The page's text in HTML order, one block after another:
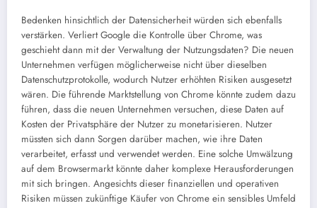
Bedenken hinsichtlich der Datensicherheit würden sich ebenfalls
verstärken. Verliert Google die Kontrolle über Chrome, was
geschieht dann mit der Verwaltung der Nutzungsdaten? Die neuen
Unternehmen verfügen möglicherweise nicht über dieselben
Datenschutzprotokolle, wodurch Nutzer erhöhten Risiken ausgesetzt
wären. Die führende Marktstellung von Chrome könnte zudem dazu
führen, dass die neuen Unternehmen versuchen, diese Daten auf
Kosten der Privatsphäre der Nutzer zu monetarisieren. Nutzer
müssten sich dann Sorgen darüber machen, wie ihre Daten
verarbeitet, erfasst und verwendet werden. Eine solche Umwälzung
auf dem Browsermarkt könnte daher komplexe Herausforderungen
mit sich bringen. Angesichts dieser finanziellen und operativen
Risiken müssen zukünftige Käufer von Chrome ein sensibles Umfeld